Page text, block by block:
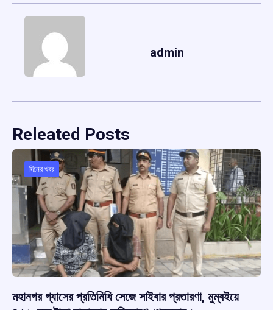
admin
Releated Posts
দিনের খবর
মহানগর গ্যাসের প্রতিনিধি সেজে সাইবার প্রতারণা, মুম্বইয়ে